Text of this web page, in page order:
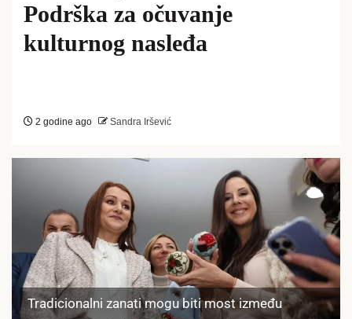
Podrška za očuvanje
kulturnog nasleđa
2 godine ago Sandra Iršević
Tradicionalni zanati mogu biti most između